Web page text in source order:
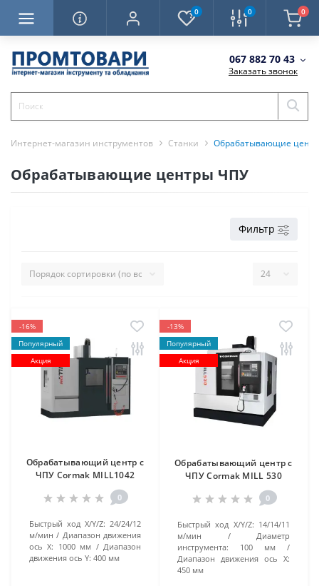
0 0 0
067 882 70 43
Заказать звонок
Интернет-магазин инструментов Станки Обрабатывающие
Обрабатывающие центры ЧПУ
Фильтр
-16%
Популярный
Акция
Обрабатывающий центр с
ЧПУ Cormak MILL1042
0
Быстрый ход X/Y/Z: 24/24/12
м/мин
Диапазон движения
ось X: 1000 мм
Диапазон
движения ось Y: 400 мм
-13%
Популярный
Акция
Обрабатывающий центр с
ЧПУ Cormak MILL 530
0
Быстрый ход X/Y/Z: 14/14/11
м/мин
Диаметр
инструмента:
100 мм
Диапазон движения ось X:
450 мм